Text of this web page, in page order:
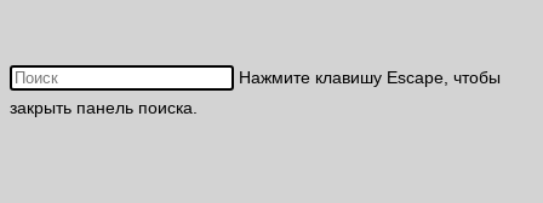
Нажмите клавишу Escape, чтобы
закрыть панель поиска.